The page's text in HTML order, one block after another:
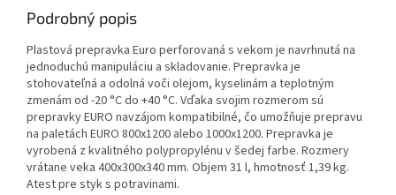
Podrobný popis
Plastová prepravka Euro perforovaná s vekom je navrhnutá na
jednoduchú manipuláciu a skladovanie. Prepravka je
stohovateľná a odolná voči olejom, kyselinám a teplotným
zmenám od -20 °C do +40 °C. Vďaka svojim rozmerom sú
prepravky EURO navzájom kompatibilné, čo umožňuje prepravu
na paletách EURO 800x1200 alebo 1000x1200. Prepravka je
vyrobená z kvalitného polypropylénu v šedej farbe. Rozmery
vrátane veka 400x300x340 mm. Objem 31 l, hmotnosť 1,39 kg.
Atest pre styk s potravinami.